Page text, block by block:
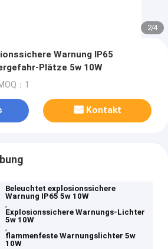
2/4
Warnung IP65
Plätze 5w 10W
：1
Kontakt
Beleuchtet explosionssichere
Warnung IP65 5w 10W
,
Explosionssichere Warnungs-Lichter
5w 10W
,
flammenfeste Warnungslichter 5w
10W